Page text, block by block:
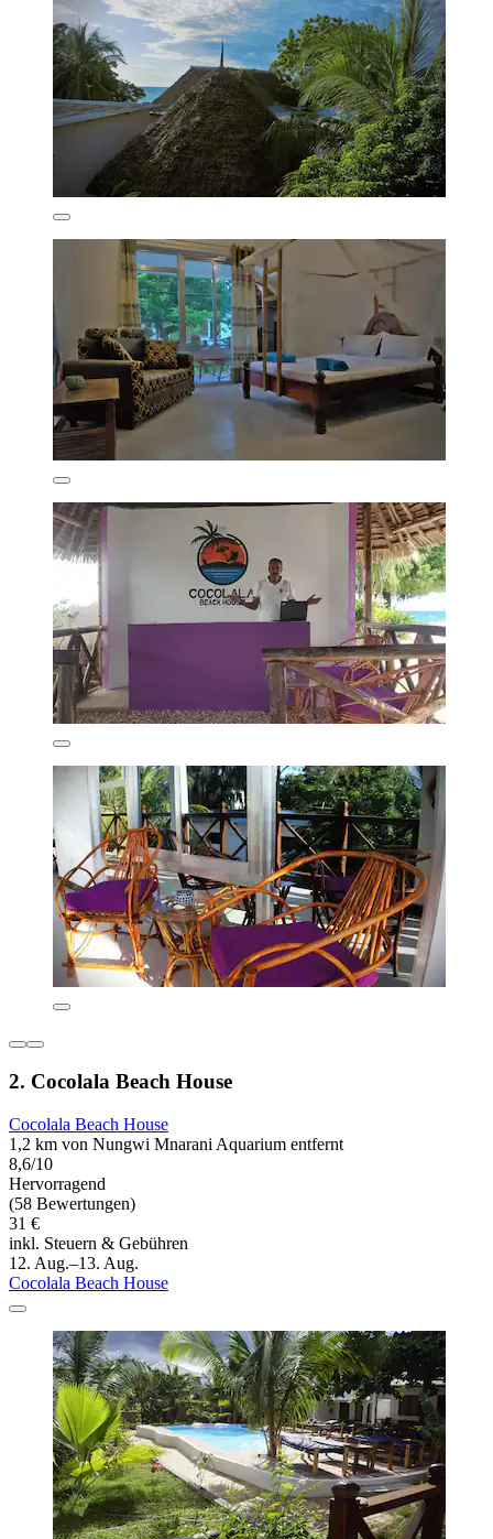
2. Cocolala Beach House
Cocolala Beach House
1,2 km von Nungwi Mnarani Aquarium entfernt
8,6/10
Hervorragend
(58 Bewertungen)
31 €
inkl. Steuern & Gebühren
12. Aug.–13. Aug.
Cocolala Beach House